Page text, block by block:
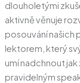
dlouholetými
aktivně věnuje
posouvání našich
lektorem, který
umí nadchnout
pravidelným